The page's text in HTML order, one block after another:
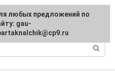
любых предложений по
gau-